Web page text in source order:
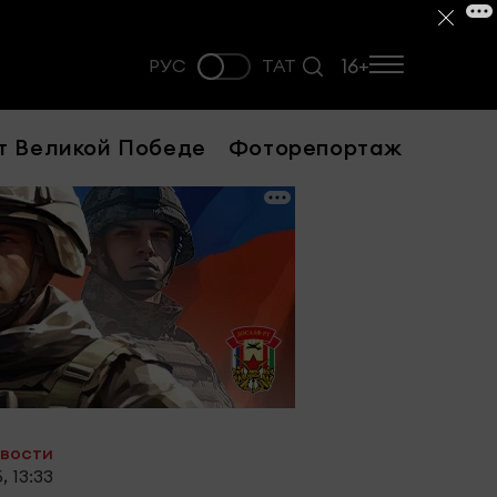
РУС ТАТ 16+
Великой Победе Фоторепортаж
13:33